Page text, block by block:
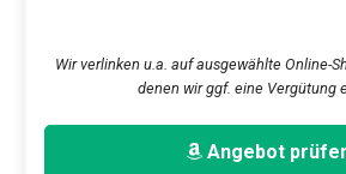
Wir verlinken u.a. auf ausgewählte Online-
denen wir ggf. eine Vergütung
Angebot